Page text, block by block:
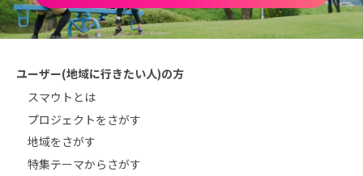
ユーザー(地域に行きたい人)の方
スマウトとは
プロジェクトをさがす
地域をさがす
特集テーマからさがす